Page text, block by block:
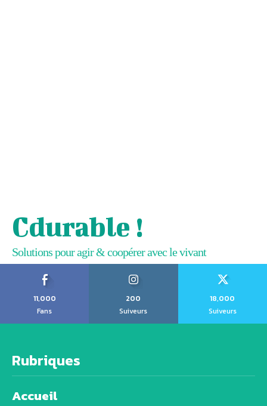
Cdurable !
Solutions pour agir & coopérer avec le vivant
11,000
Fans
200
Suiveurs
18,000
Suiveurs
Rubriques
Accueil